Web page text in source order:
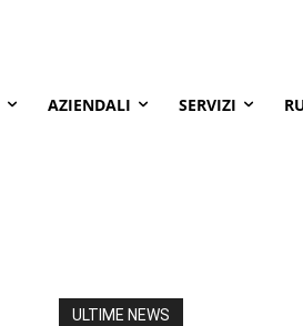
AZIENDALI SERVIZI
ULTIME NEWS